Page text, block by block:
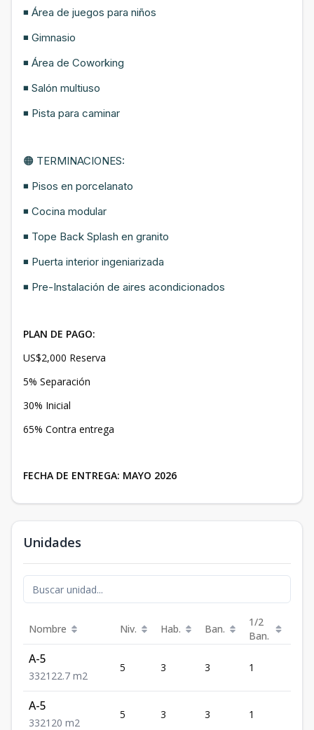
◾ Área de juegos para niños
◾ Gimnasio
◾ Área de Coworking
◾ Salón multiuso
◾ Pista para caminar
🟠 TERMINACIONES:
◾ Pisos en porcelanato
◾ Cocina modular
◾ Tope Back Splash en granito
◾ Puerta interior ingeniarizada
◾ Pre-Instalación de aires acondicionados
PLAN DE PAGO:
US$2,000 Reserva
5% Separación
30% Inicial
65% Contra entrega
FECHA DE ENTREGA: MAYO 2026
Unidades
Nombre Niv. Hab. Ban.
1/2
Ban.
A-5
332122.7 m2
5 3 3 1
A-5
332120 m2
5 3 3 1